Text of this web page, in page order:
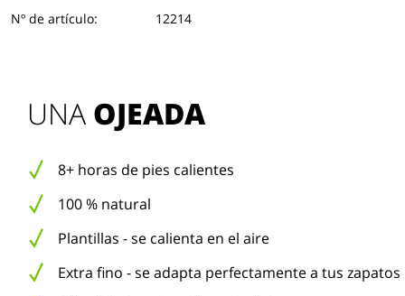
Nº de artículo: 12214
UNA OJEADA
8+ horas de pies calientes
100 % natural
Plantillas - se calienta en el aire
Extra fino - se adapta perfectamente a tus zapatos